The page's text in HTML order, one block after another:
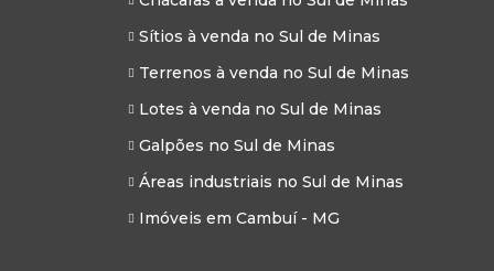
Sítios à venda no Sul de Minas
Terrenos à venda no Sul de Minas
Lotes à venda no Sul de Minas
Galpões no Sul de Minas
Áreas industriais no Sul de Minas
Imóveis em Cambuí - MG